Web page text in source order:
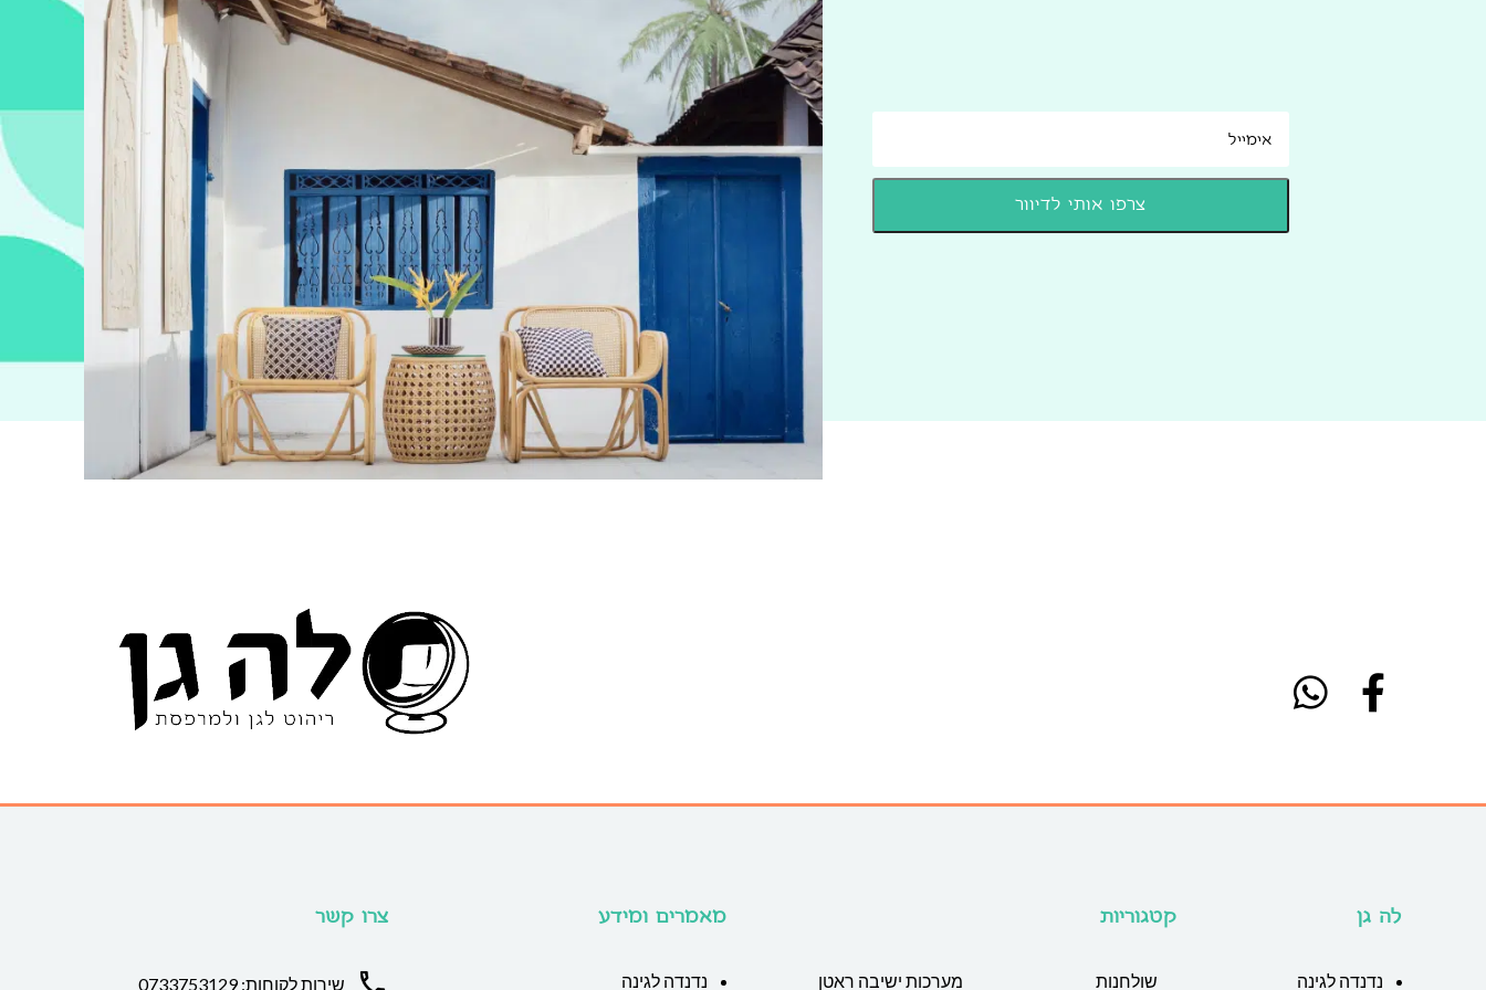
לה גן
נדנדה לגינה
קטגוריות
שולחנות מערכות ישיבה ראטן
מאמרים ומידע
נדנדה לגינה
צרו קשר
שירות לקוחות: 0733753129